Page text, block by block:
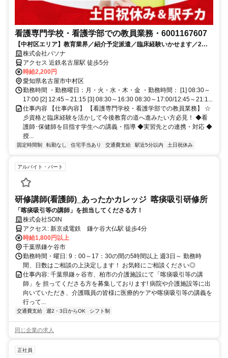
看護専門学校・看護学部での教員業務・6001167607
【中村区エリア】教育業界／紹介予定派遣／臨床経験いかせます／2名
募集のお仕事です
株式会社パソナ
アクセス 近鉄名古屋駅 徒歩5分
時給2,200円
愛知県名古屋市中村区
勤務時間 ・勤務曜日：月・火・水・木・金 ・勤務時間： [1] 08:30～
17:00 [2] 12:45～21:15 [3] 08:30～16:30 08:30～17:00/12:45～21:1...
仕事内容 【仕事内容】 【看護専門学校・看護学部での教員業務】 ☆
彡資格と臨床経験を活かして今後教育の道へ進みたい方必見！ ◆看
護師･保健師を目指す学生への講義・指導 ◆実習先との連携・対応 ◆
授...
固定時間制 転勤なし 住宅手当あり 交通費支給 駅近5分以内 土日祝休み
アルバイト・パート
研修講師(看護師)_あったかカレッジ 喀痰吸引研修所
「喀痰吸引等の講師」を担当してくださる方！
株式会社SOIN
アクセス: 新京成電鉄 鎌ケ谷大仏駅 徒歩4分
時給1,800円以上
千葉県鎌ケ谷市
勤務時間・曜日: 9：00～17：30の間の5時間以上 週3日～ 勤務時
間、日数はご相談の上決定します！ お気軽にご相談ください◎
仕事内容: 千葉県鎌ヶ谷市、柏市の介護施設にて「喀痰吸引等の講
師」を 担ってくださる方を募集しております! 病院や介護施設等に出
向いていただき、介護職員の皆様に医療的ケアや喀痰吸引等の講義を
行って...
交通費支給 週2・3日からOK シフト制
同じ企業の求人
正社員